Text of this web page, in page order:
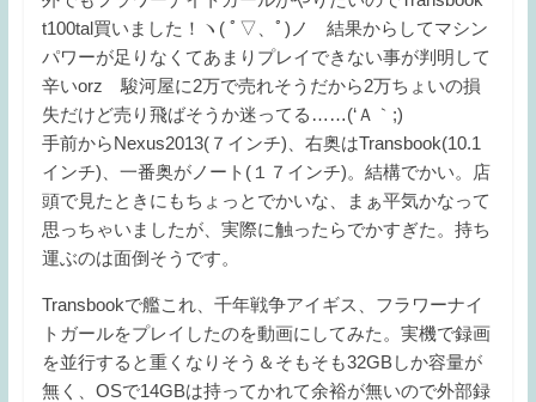
t100tal買いました！ヽ( ﾟ▽、ﾟ)ノ 結果からしてマシン
パワーが足りなくてあまりプレイできない事が判明して
辛いorz 駿河屋に2万で売れそうだから2万ちょいの損
失だけど売り飛ばそうか迷ってる……(‘Ａ｀;)
手前からNexus2013(７インチ)、右奥はTransbook(10.1
インチ)、一番奥がノート(１７インチ)。結構でかい。店
頭で見たときにもちょっとでかいな、まぁ平気かなって
思っちゃいましたが、実際に触ったらでかすぎた。持ち
運ぶのは面倒そうです。
Transbookで艦これ、千年戦争アイギス、フラワーナイ
トガールをプレイしたのを動画にしてみた。実機で録画
を並行すると重くなりそう＆そもそも32GBしか容量が
無く、OSで14GBは持ってかれて余裕が無いので外部録